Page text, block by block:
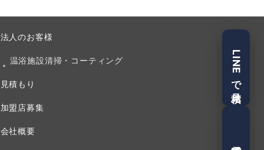
法人のお客様
温浴施設清掃・コーティング
見積もり
加盟店募集
会社概要
LINEで見積
電話で相談